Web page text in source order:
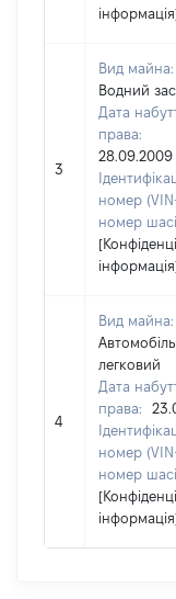
3
Вид майна:
Водний
Дата
права:
28.09.2009
номер
номер
4
Вид майна:
Автомобіль
легковий
Дата
права:
номер
номер